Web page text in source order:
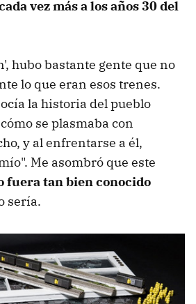
vez más a los años 30 del
hubo bastante gente que no
lo que eran esos trenes.
la historia del pueblo
se plasmaba con
y al enfrentarse a él,
Me asombró que este
fuera tan bien conocido
sería.